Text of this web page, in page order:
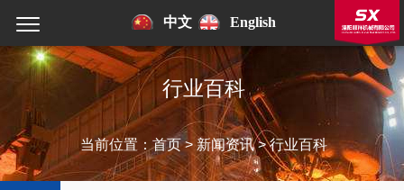
中文 English
行业百科
当前位置：首页>新闻资讯>行业百科